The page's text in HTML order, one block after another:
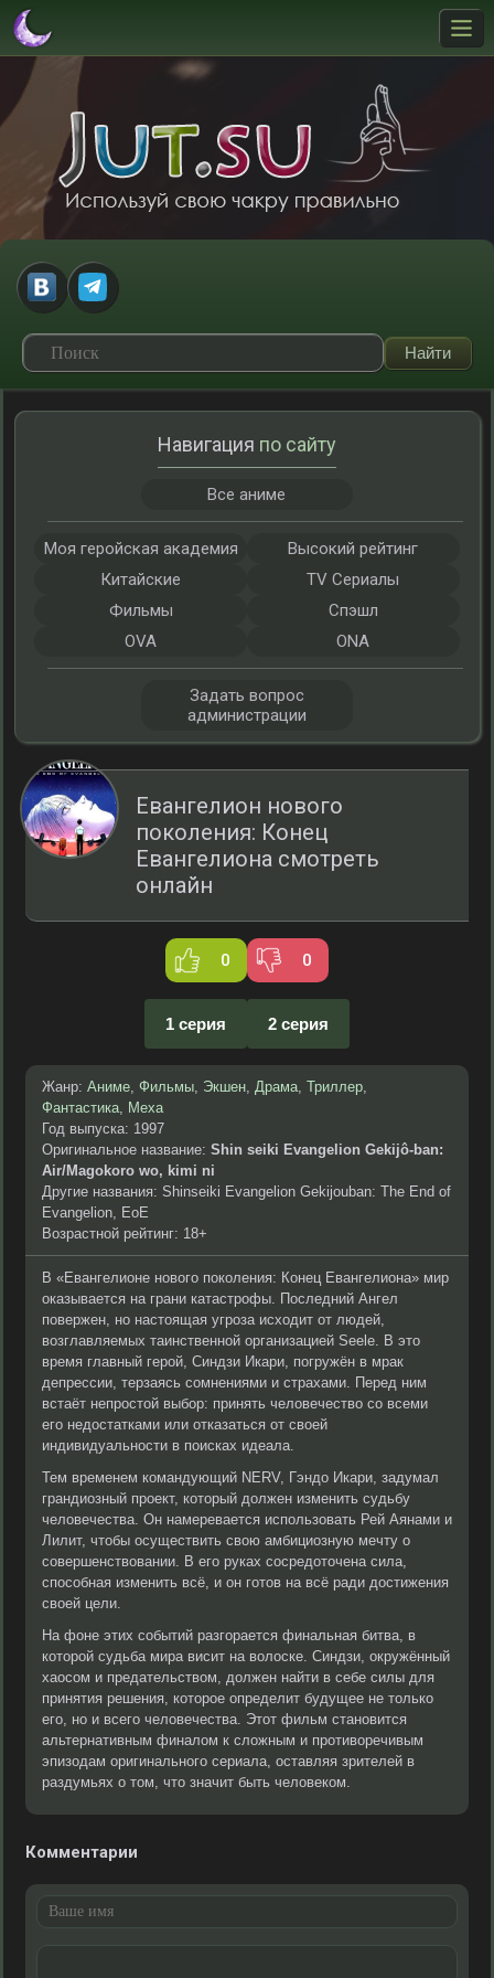
Евангелион нового
поколения: Конец
Евангелиона смотреть
онлайн
0 0
1 серия 2 серия
Жанр: Аниме, Фильмы, Экшен, Драма, Триллер,
Фантастика, Меха
Год выпуска: 1997
Оригинальное название: Shin seiki Evangelion Gekijô-ban:
Air/Magokoro wo, kimi ni
Другие названия: Shinseiki Evangelion Gekijouban: The End of
Evangelion, EoE
Возрастной рейтинг: 18+
В «Евангелионе нового поколения: Конец Евангелиона» мир
оказывается на грани катастрофы. Последний Ангел
повержен, но настоящая угроза исходит от людей,
возглавляемых таинственной организацией Seele. В это
время главный герой, Синдзи Икари, погружён в мрак
депрессии, терзаясь сомнениями и страхами. Перед ним
встаёт непростой выбор: принять человечество со всеми
его недостатками или отказаться от своей
индивидуальности в поисках идеала.
Тем временем командующий NERV, Гэндо Икари, задумал
грандиозный проект, который должен изменить судьбу
человечества. Он намеревается использовать Рей Аянами и
Лилит, чтобы осуществить свою амбициозную мечту о
совершенствовании. В его руках сосредоточена сила,
способная изменить всё, и он готов на всё ради достижения
своей цели.
На фоне этих событий разгорается финальная битва, в
которой судьба мира висит на волоске. Синдзи, окружённый
хаосом и предательством, должен найти в себе силы для
принятия решения, которое определит будущее не только
его, но и всего человечества. Этот фильм становится
альтернативным финалом к сложным и противоречивым
эпизодам оригинального сериала, оставляя зрителей в
раздумьях о том, что значит быть человеком.
Комментарии
Навигация по сайту
Все аниме
Моя геройская академия
Высокий рейтинг
Китайские
TV Сериалы
Фильмы
Спэшл
OVA
ONA
Задать вопрос
администрации